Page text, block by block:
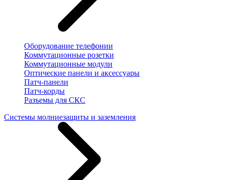
Оборудование телефонии
Коммутационные розетки
Коммутационные модули
Оптические панели и аксессуары
Патч-панели
Патч-корды
Разъемы для СКС
Системы молниезащиты и заземления